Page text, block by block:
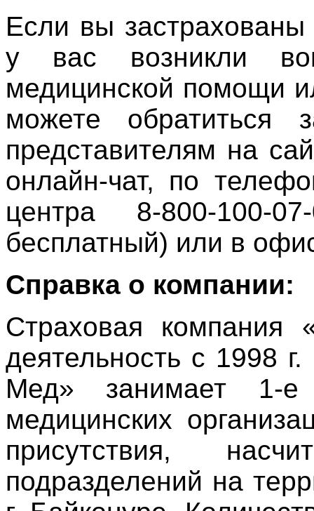
Если вы
у вас возникли
медицинской помощи
можете
представителям на
онлайн-чат, по
центра 8-800-100-
бесплатный) или в
Справка о компании:
Страховая компания
деятельность с 1998
Мед» занимает 1-е
медицинских
присутствия,
подразделений на